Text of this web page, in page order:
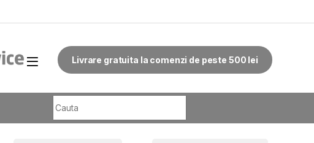
Livrare gratuita la comenzi de peste 500 lei